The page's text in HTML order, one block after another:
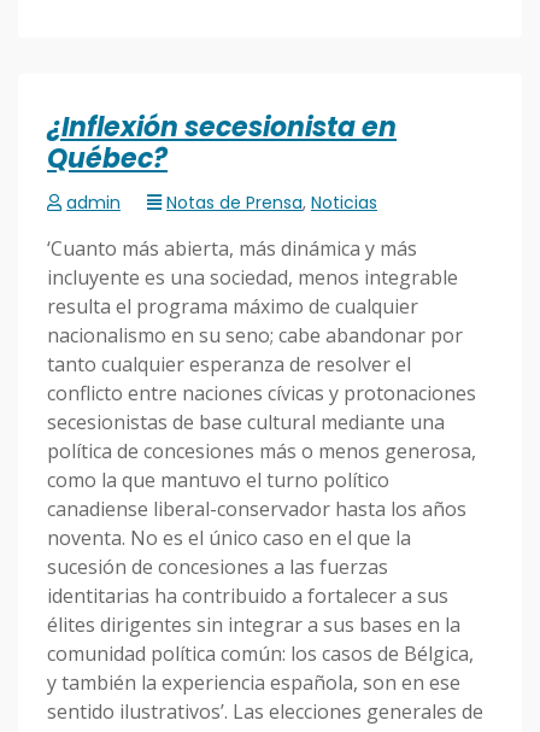
¿Inflexión secesionista en
Québec?
admin Notas de Prensa, Noticias
‘Cuanto más abierta, más dinámica y más
incluyente es una sociedad, menos integrable
resulta el programa máximo de cualquier
nacionalismo en su seno; cabe abandonar por
tanto cualquier esperanza de resolver el
conflicto entre naciones cívicas y protonaciones
secesionistas de base cultural mediante una
política de concesiones más o menos generosa,
como la que mantuvo el turno político
canadiense liberal-conservador hasta los años
noventa. No es el único caso en el que la
sucesión de concesiones a las fuerzas
identitarias ha contribuido a fortalecer a sus
élites dirigentes sin integrar a sus bases en la
comunidad política común: los casos de Bélgica,
y también la experiencia española, son en ese
sentido ilustrativos’. Las elecciones generales de